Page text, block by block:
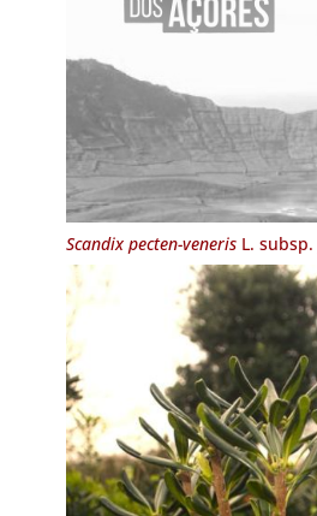
Scandix pecten-venerisL. subsp.